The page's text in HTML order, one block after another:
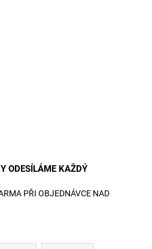
ODESÍLÁME KAŽDÝ
PŘI OBJEDNÁVCE NAD